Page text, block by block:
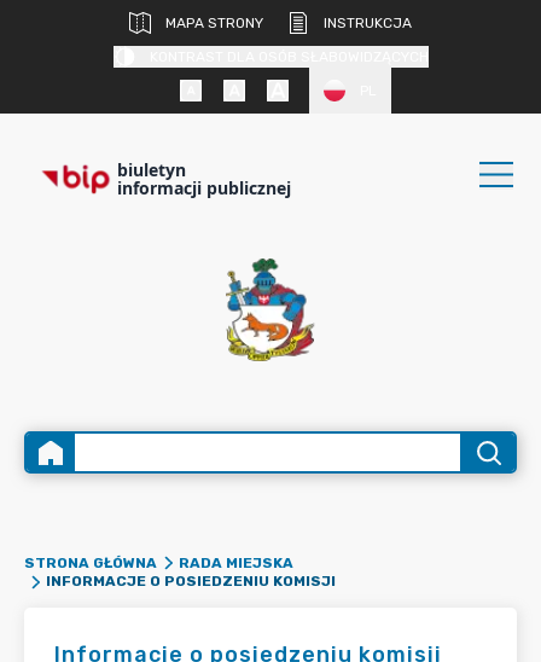
MAPA STRONY
INSTRUKCJA
biuletyn
informacji publicznej
STRONA GŁÓWNA
RADA MIEJSKA
INFORMACJE O POSIEDZENIU KOMISJI
Informacje o posiedzeniu komisji